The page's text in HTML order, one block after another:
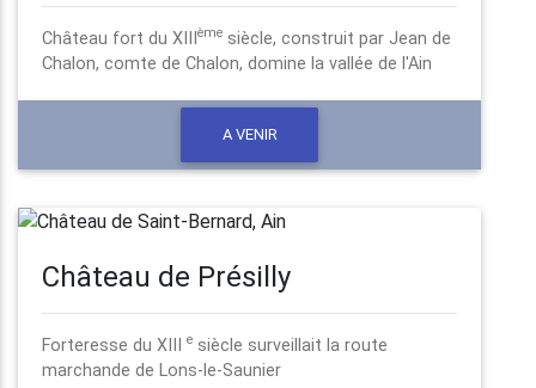
Château fort du XIII ème siècle, construit par Jean de
Chalon, comte de Chalon, domine la vallée de l'Ain
A VENIR
Château de Présilly
Forteresse du XIII e siècle surveillait la route
marchande de Lons-le-Saunier